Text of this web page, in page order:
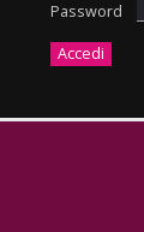
Password